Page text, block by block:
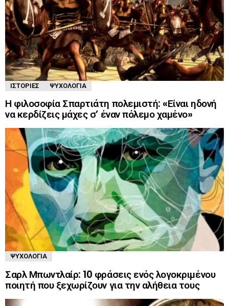
ΙΣΤΟΡΊΕΣ ΨΥΧΟΛΟΓΊΑ
Η φιλοσοφία Σπαρτιάτη πολεμιστή: «Είναι ηδονή
να κερδίζεις μάχες σ’ έναν πόλεμο χαμένο»
ΨΥΧΟΛΟΓΊΑ
Σαρλ Μπωντλαίρ: 10 φράσεις ενός λογοκριμένου
ποιητή που ξεχωρίζουν για την αλήθεια τους